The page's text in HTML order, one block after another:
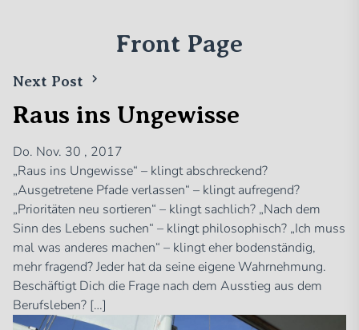
Front Page
Next Post
Raus ins Ungewisse
Do. Nov. 30 , 2017
„Raus ins Ungewisse“ – klingt abschreckend?
„Ausgetretene Pfade verlassen“ – klingt aufregend?
„Prioritäten neu sortieren“ – klingt sachlich? „Nach dem
Sinn des Lebens suchen“ – klingt philosophisch? „Ich muss
mal was anderes machen“ – klingt eher bodenständig,
mehr fragend? Jeder hat da seine eigene Wahrnehmung.
Beschäftigt Dich die Frage nach dem Ausstieg aus dem
Berufsleben? […]